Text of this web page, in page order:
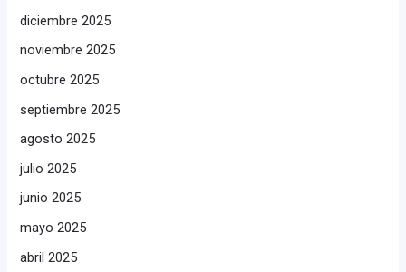
diciembre 2025
noviembre 2025
octubre 2025
septiembre 2025
agosto 2025
julio 2025
junio 2025
mayo 2025
abril 2025